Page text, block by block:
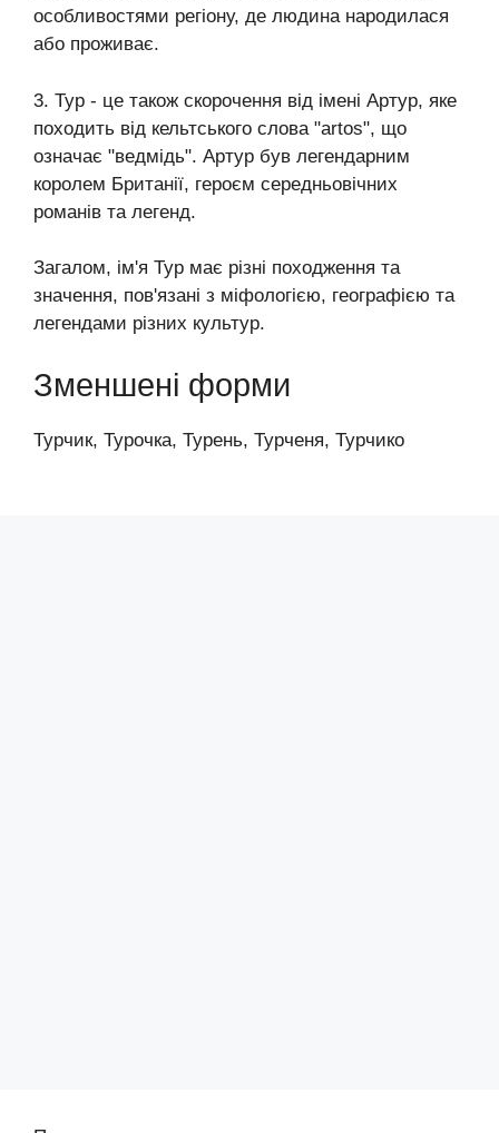
особливостями регіону, де людина народилася
або проживає.
3. Тур - це також скорочення від імені Артур, яке
походить від кельтського слова "artos", що
означає "ведмідь". Артур був легендарним
королем Британії, героєм середньовічних
романів та легенд.
Загалом, ім'я Тур має різні походження та
значення, пов'язані з міфологією, географією та
легендами різних культур.
Зменшені форми
Турчик, Турочка, Турень, Турченя, Турчико